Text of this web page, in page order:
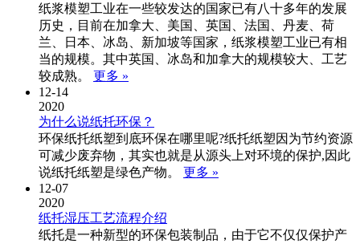
纸浆模塑工业在一些较发达的国家已有八十多年的发展
历史，目前在加拿大、美国、英国、法国、丹麦、荷
兰、日本、冰岛、新加坡等国家，纸浆模塑工业已有相
当的规模。其中英国、冰岛和加拿大的规模较大、工艺
较成熟。 更多 »
12-14
2020
为什么说纸托环保？
环保纸托纸塑到底环保在哪里呢?纸托纸塑因为节约资源
可减少废弃物，其实也就是从源头上对环境的保护,因此
说纸托纸塑是绿色产物。 更多 »
12-07
2020
纸托湿压工艺流程介绍
纸托是一种新型的环保包装制品，由于它不仅仅保护产